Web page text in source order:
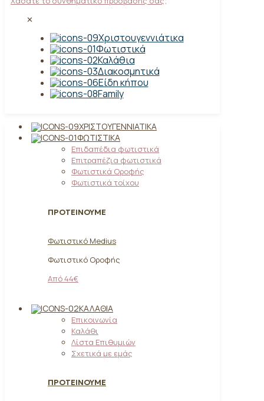
✕
Χριστουγεννιάτικα
Φωτιστικά
Καλάθια
Διακοσμητικά
Είδη κήπου
Family
ΧΡΙΣΤΟΥΓΕΝΝΙΆΤΙΚΑ
ΦΩΤΙΣΤΙΚΆ
Επιδαπέδια φωτιστικά
Επιτραπέζια φωτιστικά
Φωτιστικά Οροφής
Φωτιστικά τοίχου
ΠΡΟΤΕΙΝΟΥΜΕ
Φωτιστικό Medius
Φωτιστικό Οροφής
Από 44€
ΚΑΛΆΘΙΑ
Επικοινωνία
Καλάθι
Λίστα Επιθυμιών
Σχετικά με εμάς
ΠΡΟΤΕΙΝΟΥΜΕ